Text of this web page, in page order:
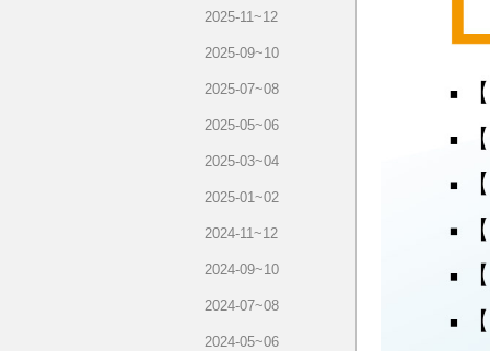
2025-11~12
2025-09~10
2025-07~08
2025-05~06
2025-03~04
2025-01~02
2024-11~12
2024-09~10
2024-07~08
2024-05~06